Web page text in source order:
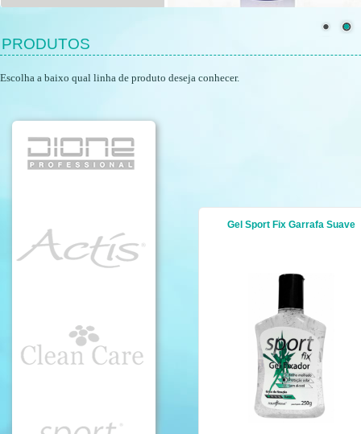
PRODUTOS
Escolha a baixo qual linha de produto deseja conhecer.
Gel Sport Fix Garrafa Suave